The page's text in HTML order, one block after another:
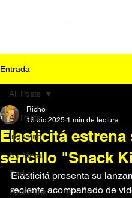
Entrada
All Posts
Industrial
Nu Metal
Darks
Post Punk
All Posts
Elasticitá estrena
sencillo "Snack
Richo
18 dic 2025 1 min de lectura
Elasticitá presenta su
reciente acompañado de